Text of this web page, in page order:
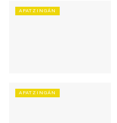
APATZINGÁN
APATZINGÁN